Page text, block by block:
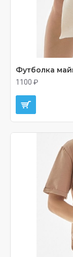
Футболка
1100 ₽